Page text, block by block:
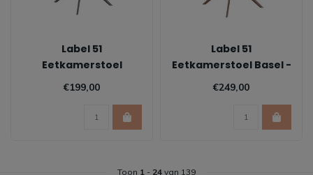
Label 51
Eetkamerstoel
Geneva - Naturel |
€199,00
Label 51
Eetkamerstoel Basel -
Coral
€249,00
Toon 1 - 24 van 139